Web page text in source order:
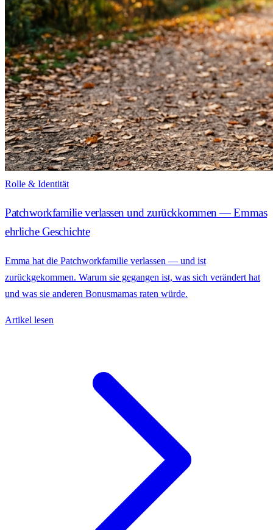
Rolle & Identität
Patchworkfamilie verlassen und zurückkommen — Emmas
ehrliche Geschichte
Emma hat die Patchworkfamilie verlassen — und ist
zurückgekommen. Warum sie gegangen ist, was sich verändert hat
und was sie anderen Bonusmamas raten würde.
Artikel lesen